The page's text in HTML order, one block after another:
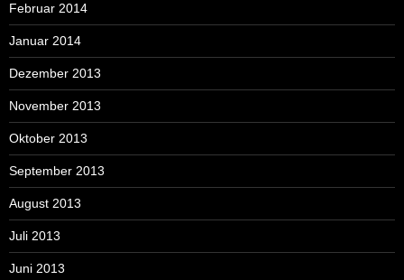
Februar 2014
Januar 2014
Dezember 2013
November 2013
Oktober 2013
September 2013
August 2013
Juli 2013
Juni 2013